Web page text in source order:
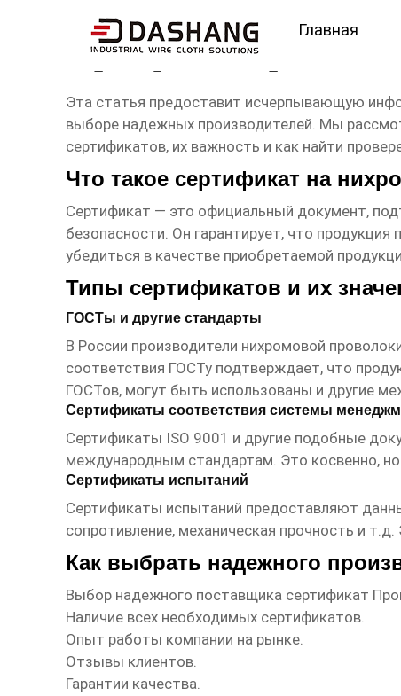
Главная
сертификат
Эта статья предоставит исчерпывающую
выборе надежных производителей. Мы
сертификатов, их важность и как найти
Что такое сертификат на
Сертификат — это официальный документ,
безопасности. Он гарантирует, что
убедиться в качестве приобретаемой
Типы сертификатов и их
ГОСТы и другие стандарты
В России производители нихромовой
соответствия ГОСТу подтверждает, что
ГОСТов, могут быть использованы и другие
Сертификаты соответствия системы
Сертификаты ISO 9001 и другие подобные
международным стандартам. Это косвенно,
Сертификаты испытаний
Сертификаты испытаний предоставляют
сопротивление, механическая прочность и
Как выбрать надежного
Выбор надежного поставщика сертификат
Наличие всех необходимых сертификатов.
Опыт работы компании на рынке.
Отзывы клиентов.
Гарантии качества.